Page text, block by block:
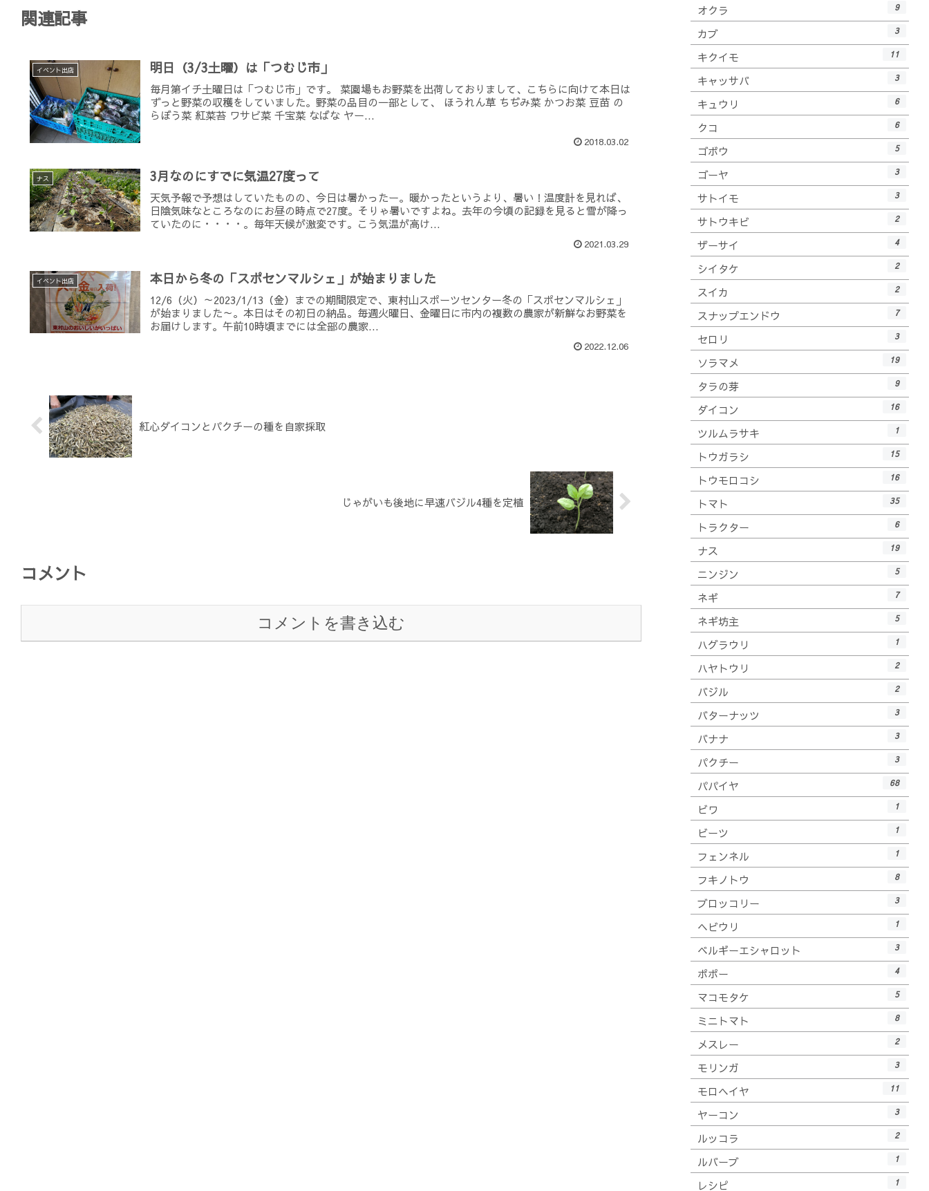
関連記事
イベント出店 明日（3/3土曜）は「つむじ市」
毎月第イチ土曜日は「つむじ市」です。 菜園場もお野菜を出荷しておりまして、こちらに向けて本日は
ずっと野菜の収穫をしていました。野菜の品目の一部として、 ほうれん草 ちぢみ菜 かつお菜 豆苗 の
らぼう菜 紅菜苔 ワサビ菜 千宝菜 なばな ヤー...
2018.03.02
ナス 3月なのにすでに気温27度って
天気予報で予想はしていたものの、今日は暑かったー。暖かったというより、暑い！温度計を見れば、
日陰気味なところなのにお昼の時点で27度。そりゃ暑いですよね。去年の今頃の記録を見ると雪が降っ
ていたのに・・・・。毎年天候が激変です。こう気温が高け...
2021.03.29
イベント出店 本日から冬の「スポセンマルシェ」が始まりました
12/6（火）～2023/1/13（金）までの期間限定で、東村山スポーツセンター冬の「スポセンマルシェ」
が始まりました～。本日はその初日の納品。毎週火曜日、金曜日に市内の複数の農家が新鮮なお野菜を
お届けします。午前10時頃までには全部の農家...
2022.12.06
紅心ダイコンとパクチーの種を自家採取
じゃがいも後地に早速バジル4種を定植
コメント
コメントを書き込む
オクラ 9
カブ 3
キクイモ 11
キャッサバ 3
キュウリ 6
クコ 6
ゴボウ 5
ゴーヤ 3
サトイモ 3
サトウキビ 2
ザーサイ 4
シイタケ 2
スイカ 2
スナップエンドウ 7
セロリ 3
ソラマメ 19
タラの芽 9
ダイコン 16
ツルムラサキ 1
トウガラシ 15
トウモロコシ 16
トマト 35
トラクター 6
ナス 19
ニンジン 5
ネギ 7
ネギ坊主 5
ハグラウリ 1
ハヤトウリ 2
バジル 2
バターナッツ 3
バナナ 3
パクチー 3
パパイヤ 68
ビワ 1
ビーツ 1
フェンネル 1
フキノトウ 8
ブロッコリー 3
ヘビウリ 1
ベルギーエシャロット 3
ポポー 4
マコモタケ 5
ミニトマト 8
メスレー 2
モリンガ 3
モロヘイヤ 11
ヤーコン 3
ルッコラ 2
ルバーブ 1
レシピ 1